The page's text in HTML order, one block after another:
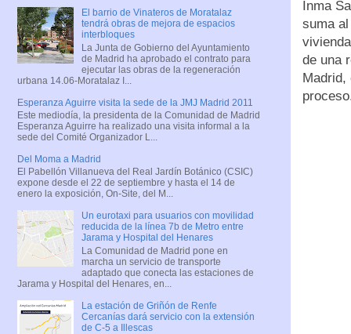
Inma
suma
de una
Madrid,
El barrio de Vinateros de Moratalaz
tendrá obras de mejora de espacios
interbloques
La Junta de Gobierno del Ayuntamiento
de Madrid ha aprobado el contrato para
ejecutar las obras de la regeneración
urbana 14.06-Moratalaz I...
Esperanza Aguirre visita la sede de la JMJ Madrid 2011
Este mediodía, la presidenta de la Comunidad de Madrid
Esperanza Aguirre ha realizado una visita informal a la
sede del Comité Organizador L...
Del Moma a Madrid
El Pabellón Villanueva del Real Jardín Botánico (CSIC)
expone desde el 22 de septiembre y hasta el 14 de
enero la exposición, On-Site, del M...
Un eurotaxi para usuarios con movilidad
reducida de la línea 7b de Metro entre
Jarama y Hospital del Henares
La Comunidad de Madrid pone en
marcha un servicio de transporte
adaptado que conecta las estaciones de
Jarama y Hospital del Henares, en...
La estación de Griñón de Renfe
Cercanías dará servicio con la extensión
de C-5 a Illescas